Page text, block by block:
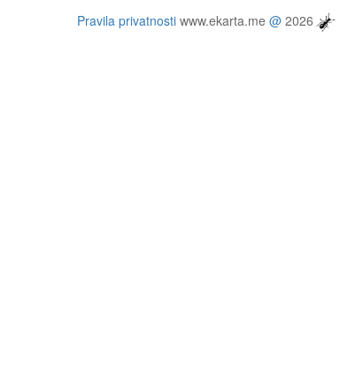
Pravila privatnosti www.ekarta.me @ 2026